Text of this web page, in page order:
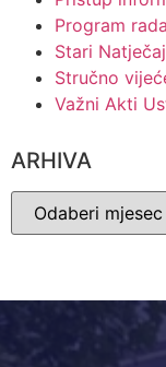
Program
Stari
Stručno
Važni Akti
ARHIVA